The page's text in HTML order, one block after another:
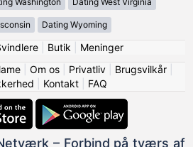
Dating Wyoming
| Butik
Meninger
| Om os| Privatliv| Brugsvilkår|
Kontakt| FAQ
– Forbind på tværs af